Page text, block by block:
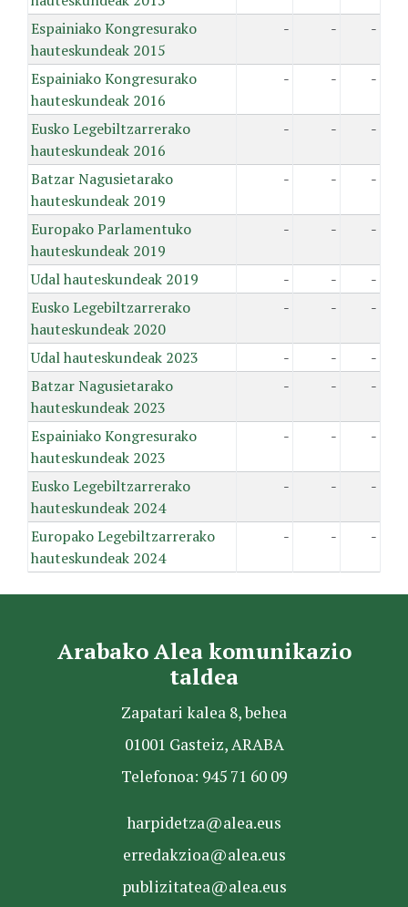
Espainiako Kongresurako
hauteskundeak 2015
- - -
Espainiako Kongresurako
hauteskundeak 2016
- - -
Eusko Legebiltzarrerako
hauteskundeak 2016
- - -
Batzar Nagusietarako
hauteskundeak 2019
- - -
Europako Parlamentuko
hauteskundeak 2019
- - -
Udal hauteskundeak 2019 - -
-
Eusko Legebiltzarrerako
hauteskundeak 2020
- - -
Udal hauteskundeak 2023 - -
-
Batzar Nagusietarako
hauteskundeak 2023
- - -
Espainiako Kongresurako
hauteskundeak 2023
- - -
Eusko Legebiltzarrerako
hauteskundeak 2024
- - -
Europako Legebiltzarrerako
hauteskundeak 2024
- - -
Arabako Alea komunikazio
taldea
Zapatari kalea 8, behea
01001 Gasteiz, ARABA
Telefonoa: 945 71 60 09
harpidetza@alea.eus
erredakzioa@alea.eus
publizitatea@alea.eus